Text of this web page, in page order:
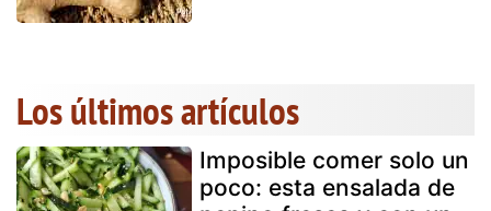
Los últimos artículos
Imposible comer solo un
poco: esta ensalada de